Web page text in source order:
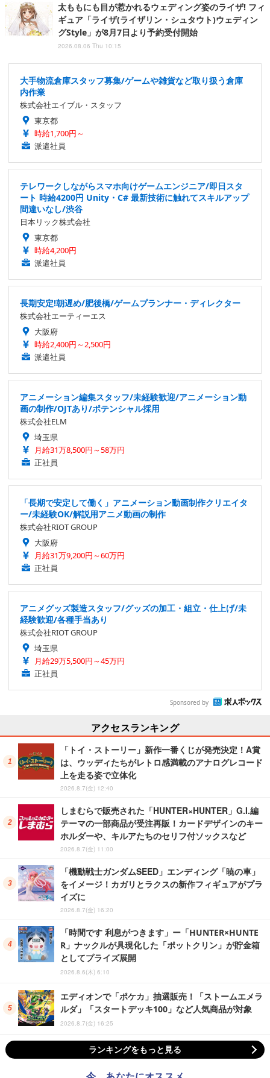
太ももにも目が惹かれるウェディング姿のライザ! フィ
ギュア「ライザ(ライザリン・シュタウト)ウェディン
グStyle」が8月7日より予約受付開始
2026.08.06 Thu 10:15
大手物流倉庫スタッフ募集/ゲームや雑貨など取り扱う倉庫
内作業
株式会社エイブル・スタッフ
東京都
時給1,700円～
派遣社員
テレワークしながらスマホ向けゲームエンジニア/即日スタ
ート 時給4200円 Unity・C# 最新技術に触れてスキルアップ
間違いなし/渋谷
日本リック株式会社
東京都
時給4,200円
派遣社員
長期安定!朝遅め/肥後橋/ゲームプランナー・ディレクター
株式会社エーティーエス
大阪府
時給2,400円～2,500円
派遣社員
アニメーション編集スタッフ/未経験歓迎/アニメーション動
画の制作/OJTあり/ポテンシャル採用
株式会社ELM
埼玉県
月給31万8,500円～58万円
正社員
「長期で安定して働く」アニメーション動画制作クリエイタ
ー/未経験OK/解説用アニメ動画の制作
株式会社RIOT GROUP
大阪府
月給31万9,200円～60万円
正社員
アニメグッズ製造スタッフ/グッズの加工・組立・仕上げ/未
経験歓迎/各種手当あり
株式会社RIOT GROUP
埼玉県
月給29万5,500円～45万円
正社員
Sponsored by
アクセスランキング
「トイ・ストーリー」新作一番くじが発売決定！A賞
は、ウッディたちがレトロ感満載のアナログレコード
上を走る姿で立体化
2026.8.7(金) 12:40
しまむらで販売された「HUNTER×HUNTER」G.I.編
テーマの一部商品が受注再販！カードデザインのキー
ホルダーや、キルアたちのセリフ付ソックスなど
2026.8.7(金) 11:00
「機動戦士ガンダムSEED」エンディング「暁の車」
をイメージ！カガリとラクスの新作フィギュアがプラ
イズに
2026.8.7(金) 16:20
「時間です 利息がつきます」ー「HUNTER×HUNTE
R」ナックルが具現化した「ポットクリン」が貯金箱
としてプライズ展開
2026.8.6(木) 6:10
エディオンで「ポケカ」抽選販売！「ストームエメラ
ルダ」「スタートデッキ100」など人気商品が対象
2026.8.7(金) 16:25
ランキングをもっと見る